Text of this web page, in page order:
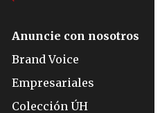
Anuncie con nosotros
Brand Voice
Empresariales
Colección ÚH